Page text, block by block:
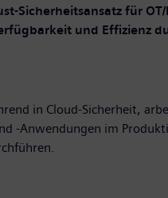
Sicherheitsansatz für
und Effizienz
in Cloud-Sicherheit,
-Anwendungen im